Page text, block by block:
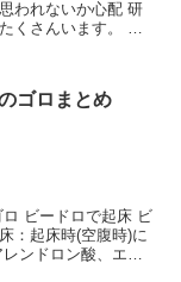
われないか心配 研
くさんいます。 私
ゴロまとめ
ビードロで起床 ビ
：起床時(空腹時)に
ンドロン酸、エチ